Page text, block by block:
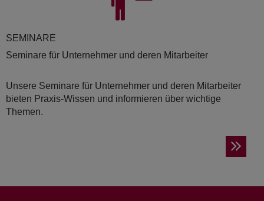
SE­MI­NA­RE
Seminare für Unternehmer und deren Mitarbeiter
Unsere Seminare für Unternehmer und deren Mitarbeiter
bieten Praxis-Wissen und informieren über wichtige
Themen.